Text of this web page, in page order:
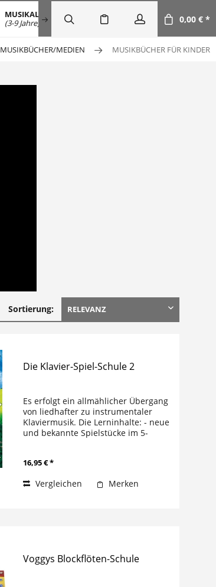
MUSIKALISCHE FRÜHERZIEHUNG
(3-9 Jahre)
SALE 0,00 € *
MUSIKBÜCHER/MEDIEN MUSIKBÜCHER FÜR KINDER
Sortierung:
Die Klavier-Spiel-Schule 2
Es erfolgt ein allmählicher Übergang
von liedhafter zu instrumentaler
Klaviermusik. Die Lerninhalte: - neue
und bekannte Spielstücke im 5-
Tonraums durch Lagenwechsel,
16,95 € *
Vergleichen Merken
Voggys Blockflöten-Schule